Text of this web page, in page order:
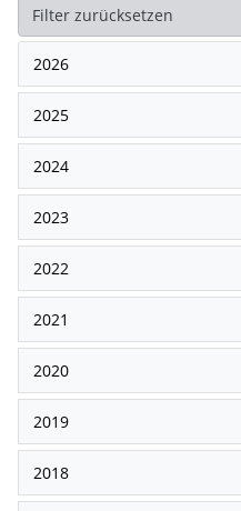
Filter zurücksetzen
2026
2025
2024
2023
2022
2021
2020
2019
2018